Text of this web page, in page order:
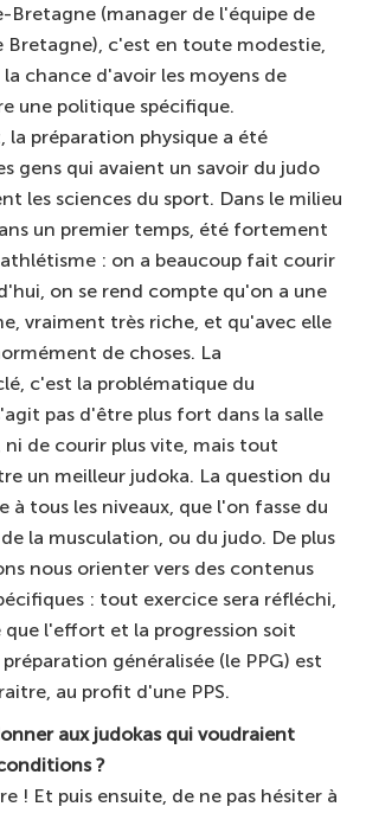
Bretagne (manager de l'équipe de
Bretagne), c'est en toute modestie,
la chance d'avoir les moyens de
une politique spécifique.
la préparation physique a été
gens qui avaient un savoir du judo
les sciences du sport. Dans le milieu
un premier temps, été fortement
: on a beaucoup fait courir
on se rend compte qu'on a une
vraiment très riche, et qu'avec elle
de choses. La
c'est la problématique du
pas d'être plus fort dans la salle
de courir plus vite, mais tout
un meilleur judoka. La question du
à tous les niveaux, que l'on fasse du
la musculation, ou du judo. De plus
nous orienter vers des contenus
: tout exercice sera réfléchi,
que l'effort et la progression soit
généralisée (le PPG) est
au profit d'une PPS.
aux judokas qui voudraient
?
! Et puis ensuite, de ne pas hésiter à